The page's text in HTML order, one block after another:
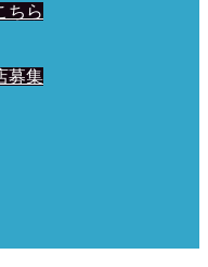
ちら
募集